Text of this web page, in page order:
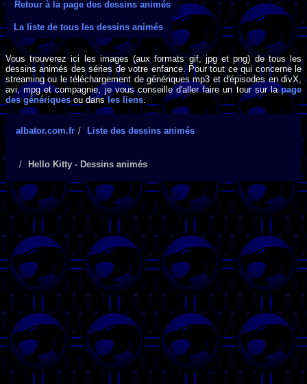
Retour à la page des dessins animés
La liste de tous les dessins animés
Vous trouverez ici les images (aux formats gif, jpg et png) de tous les
dessins animés des séries de votre enfance. Pour tout ce qui concerne le
streaming ou le téléchargement de génériques mp3 et d'épisodes en divX,
avi, mpg et compagnie, je vous conseille d'aller faire un tour sur la page
des génériques ou dansles liens
albator.com.fr Liste des dessins animés
Hello Kitty - Dessins animés